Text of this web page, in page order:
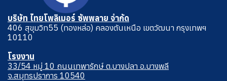
บริษัท ไทยโพลิเมอร์ ซัพพลาย จำกัด
406 สุขุมวิท55 (ทองหล่อ) คลองตันเหนือ เขตวัฒนา กรุงเทพฯ
10110
โรงงาน
33/54 หมู่ 10 ถนนเทพารักษ์ ต.บางปลา อ.บางพลี
จ.สมุทรปราการ 10540